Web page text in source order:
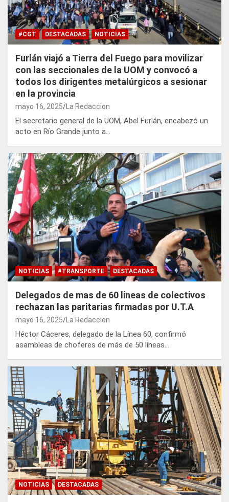
#CGT DESTACADAS NOTICIAS
Furlán viajó a Tierra del Fuego para movilizar
con las seccionales de la UOM y convocó a
todos los dirigentes metalúrgicos a sesionar
en la provincia
mayo 16, 2025 La Redaccion
El secretario general de la UOM, Abel Furlán, encabezó un
acto en Río Grande junto a…
NOTICIAS #TRANSPORTE DESTACADAS
Delegados de mas de 60 lineas de colectivos
rechazan las paritarias firmadas por U.T.A
mayo 16, 2025 La Redaccion
Héctor Cáceres, delegado de la Línea 60, confirmó
asambleas de choferes de más de 50 líneas…
NOTICIAS DESTACADAS